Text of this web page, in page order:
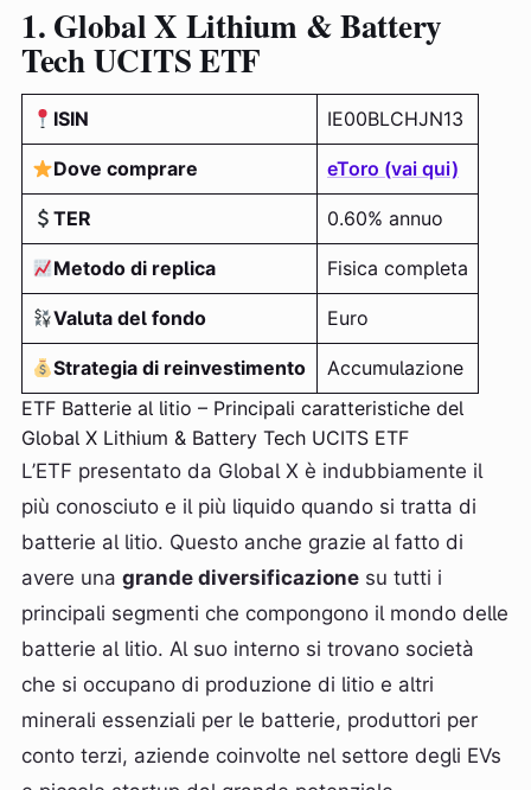
1. Global X Lithium & Battery
Tech UCITS ETF
ISIN IE00BLCHJN13
Dove comprare eToro (vai qui)
TER 0.60% annuo
Metodo di replica Fisica completa
Valuta del fondo Euro
Strategia di reinvestimento
Accumulazione
ETF Batterie al litio – Principali caratteristiche del
Global X Lithium & Battery Tech UCITS ETF
L’ETF presentato da Global X è indubbiamente il
più conosciuto e il più liquido quando si tratta di
batterie al litio. Questo anche grazie al fatto di
avere una grande diversificazione su tutti i
principali segmenti che compongono il mondo delle
batterie al litio. Al suo interno si trovano società
che si occupano di produzione di litio e altri
minerali essenziali per le batterie, produttori per
conto terzi, aziende coinvolte nel settore degli EVs